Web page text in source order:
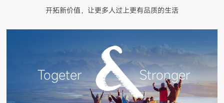
开拓新价值，让更多人过上更有品质的生活
Togeter Stronger